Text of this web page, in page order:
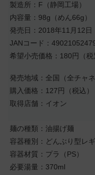
製造所：F（静岡工場）
内容量：98g（めん66g）
発売日：2018年11月12日
JANコード：
希望小売価格：180円（税
発売地域：全国（全チャネ
購入価格：127円（税込）
取得店舗：イオン
麺の種類：油揚げ麺
容器種別：どんぶり型レ
容器材質：プラ（PS）
必要湯量：370ml